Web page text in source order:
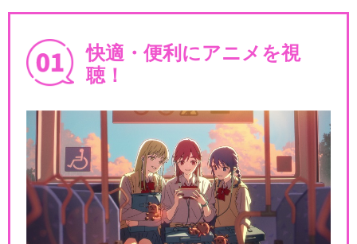
快適・便利にアニメを視
聴！